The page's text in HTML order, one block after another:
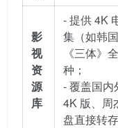
影
视
资
源
库
- 提供 4K
集（如韩
《三体》
种；
- 覆盖国内
4K 版、周
盘直接转存